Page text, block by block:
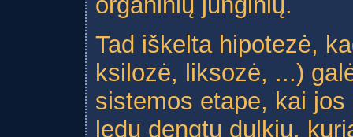
Tad iškelta hipotezė,
ksilozė, liksozė, ...)
sistemos etape, kai
ledu dengtų dulkių,